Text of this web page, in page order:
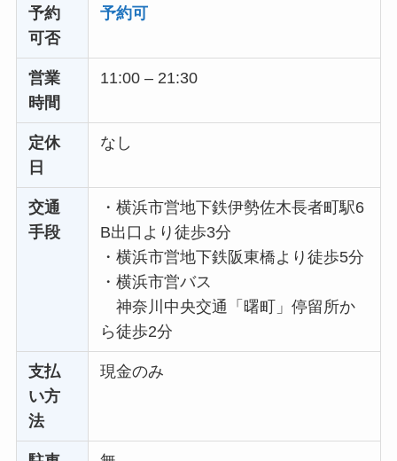
予約
可否
予約可
営業
時間
11:00 – 21:30
定休
日
なし
交通
手段
・横浜市営地下鉄伊勢佐木長者町駅6
B出口より徒歩3分
・横浜市営地下鉄阪東橋より徒歩5分
・横浜市営バス
神奈川中央交通「曙町」停留所か
ら徒歩2分
支払
い方
法
現金のみ